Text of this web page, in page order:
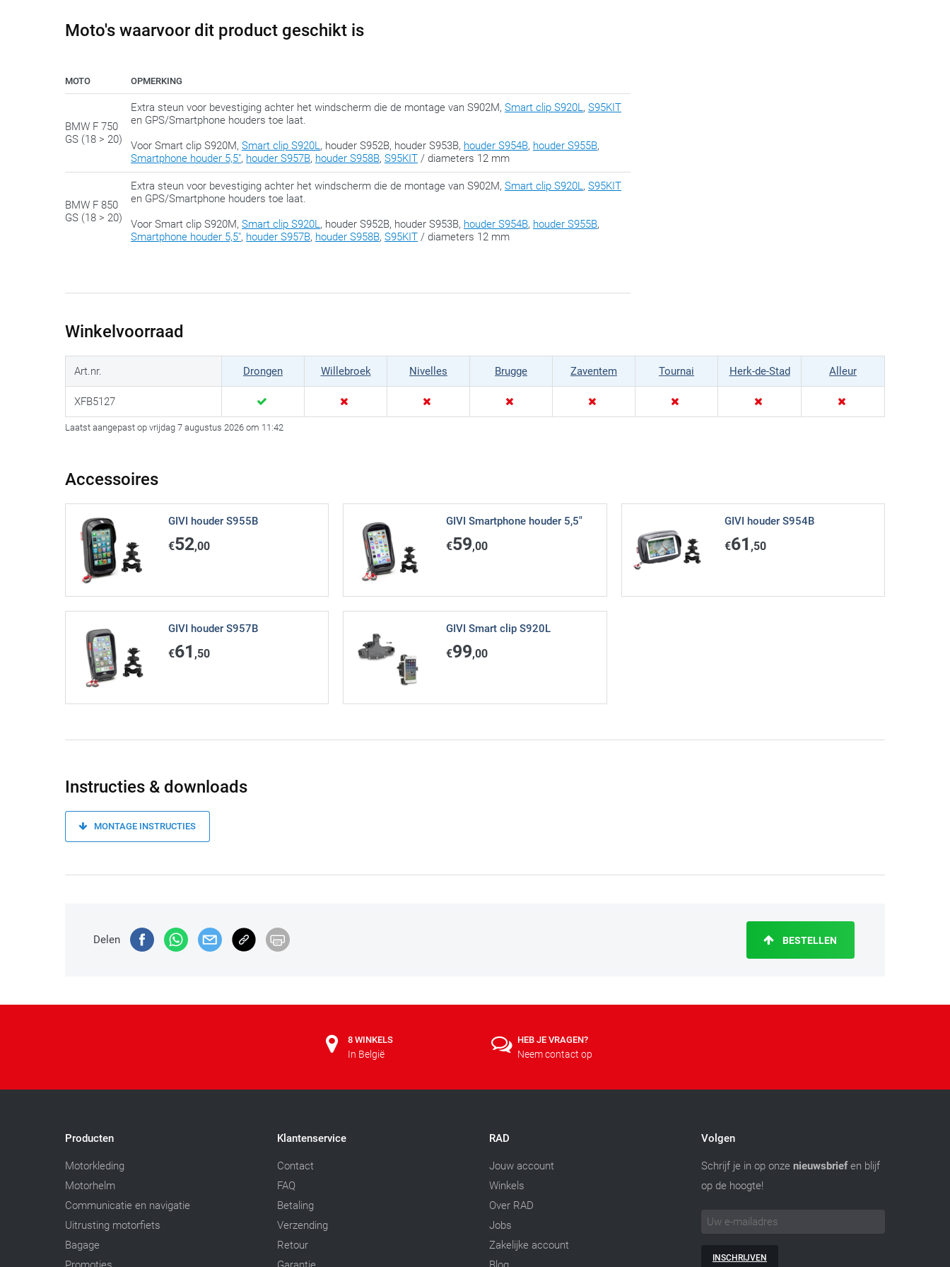
Moto's waarvoor dit product geschikt is
MOTO OPMERKING
BMW F 750
GS (18 > 20)
Extra steun voor bevestiging achter het windscherm die de montage van S902M, Smart clip S920L, S95KIT
en GPS/Smartphone houders toe laat.
Voor Smart clip S920M, Smart clip S920L, houder S952B, houder S953B, houder S954B, houder S955B,
Smartphone houder 5,5", houder S957B, houder S958B, S95KIT / diameters 12 mm
BMW F 850
GS (18 > 20)
Extra steun voor bevestiging achter het windscherm die de montage van S902M, Smart clip S920L, S95KIT
en GPS/Smartphone houders toe laat.
Voor Smart clip S920M, Smart clip S920L, houder S952B, houder S953B, houder S954B, houder S955B,
Smartphone houder 5,5", houder S957B, houder S958B, S95KIT / diameters 12 mm
Winkelvoorraad
Art.nr. Drongen Willebroek Nivelles Brugge Zaventem Tournai Herk-de-Stad Alleur
XFB5127
Laatst aangepast op vrijdag 7 augustus 2026 om 11:42
Accessoires
GIVI houder S955B
€52,00
GIVI Smartphone houder 5,5"
€59,00
GIVI houder S954B
€61 ,50
GIVI houder S957B
€61 ,50
GIVI Smart clip S920L
€99,00
Instructies & downloads
MONTAGE INSTRUCTIES
Delen BESTELLEN
8 WINKELS
In België
HEB JE VRAGEN?
Neem contact op
Producten
Motorkleding
Motorhelm
Communicatie en navigatie
Uitrusting motorfiets
Bagage
Klantenservice
Contact
FAQ
Betaling
Verzending
Retour
RAD
Jouw account
Winkels
Over RAD
Jobs
Zakelijke account
Volgen
Schrijf je in op onze nieuwsbriefen blijf
op de hoogte!
INSCHRIJVEN